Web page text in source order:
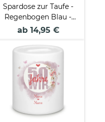
Spardose zur Taufe -
Regenbogen Blau -
mit Name und
ab 14,95 €